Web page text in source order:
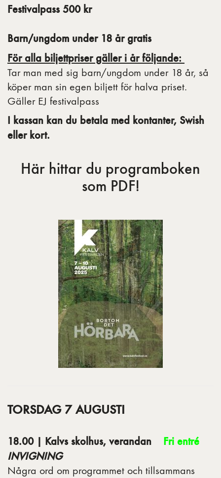
Festivalpass 500 kr
Barn/ungdom under 18 år gratis
För alla biljettpriser gäller i år följande:
Tar man med sig barn/ungdom under 18 år, så
köper man sin egen biljett för halva priset.
Gäller EJ festivalpass
I kassan kan du betala med kontanter, Swish
eller kort.
Här hittar du programboken
som PDF!
TORSDAG 7 AUGUSTI
18.00 | Kalvs skolhus, verandan
Fri entré
INVIGNING
Några ord om programmet och tillsammans